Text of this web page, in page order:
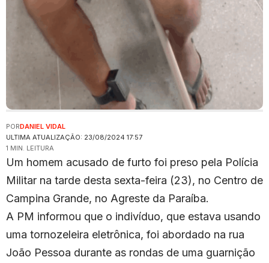
ULTIMA ATUALIZAÇÃO: 23/08/2024 17:57
PORDANIEL VIDAL
1 MIN. LEITURA
Um homem acusado de furto foi preso pela Polícia
Militar na tarde desta sexta-feira (23), no Centro de
Campina Grande, no Agreste da Paraíba.
A PM informou que o indivíduo, que estava usando
uma tornozeleira eletrônica, foi abordado na rua
João Pessoa durante as rondas de uma guarnição